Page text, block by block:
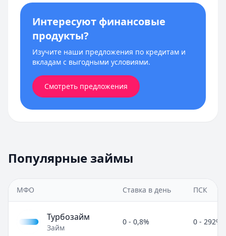
Интересуют финансовые
продукты?
Изучите наши предложения по кредитам и
вкладам с выгодными условиями.
Смотреть предложения
Популярные займы
МФО Ставка в день ПСК
Турбозайм
Займ
0 - 0,8% 0 - 292%